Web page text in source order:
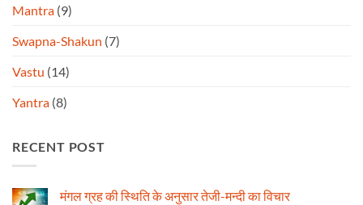
Mantra (9)
Swapna-Shakun (7)
Vastu (14)
Yantra (8)
RECENT POST
मंगल ग्रह की स्थिति के अनुसार तेजी-मन्दी का विचार